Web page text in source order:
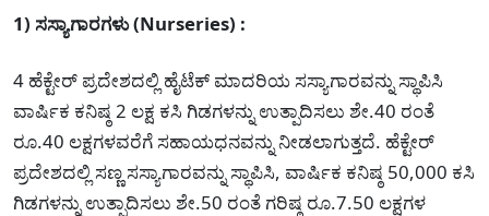
1) ಸಸ್ಯಾಗಾರಗಳು (Nurseries) :
4 ಹೆಕ್ಟೇರ್ ಪ್ರದೇಶದಲ್ಲಿ ಹೈಟೆಕ್ ಮಾದರಿಯ ಸಸ್ಯಾಗಾರವನ್ನು ಸ್ಥಾಪಿಸಿ
ವಾರ್ಷಿಕ ಕನಿಷ್ಠ 2 ಲಕ್ಷ ಕಸಿ ಗಿಡಗಳನ್ನು ಉತ್ಪಾದಿಸಲು ಶೇ.40 ರಂತೆ
ರೂ.40 ಲಕ್ಷಗಳವರೆಗೆ ಸಹಾಯಧನವನ್ನು ನೀಡಲಾಗುತ್ತದೆ. ಹೆಕ್ಟೇರ್
ಪ್ರದೇಶದಲ್ಲಿ ಸಣ್ಣ ಸಸ್ಯಾಗಾರವನ್ನು ಸ್ಥಾಪಿಸಿ, ವಾರ್ಷಿಕ ಕನಿಷ್ಠ 50,000 ಕಸಿ
ಗಿಡಗಳನ್ನು ಉತ್ಪಾದಿಸಲು ಶೇ.50 ರಂತೆ ಗರಿಷ್ಠ ರೂ.7.50 ಲಕ್ಷಗಳ